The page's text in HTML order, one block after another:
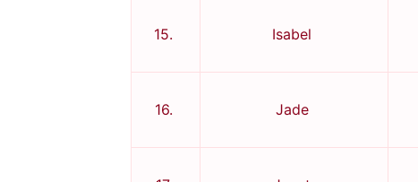
15. Isabel
16. Jade